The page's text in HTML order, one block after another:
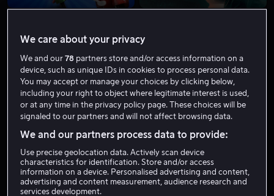
Salg Kjøp 129 kr
We care about your privacy
We and our78 partners store and/or access information on a
device, such as unique IDs in cookies to process personal data.
You may accept or manage your choices by clicking below,
including your right to object where legitimate interest is used,
or at any time in the privacy policy page. These choices will be
signaled to our partners and will not affect browsing data.
We and our partners process data to provide:
Use precise geolocation data. Actively scan device
characteristics for identification. Store and/or access
information on a device. Personalised advertising and content,
advertising and content measurement, audience research and
services development.